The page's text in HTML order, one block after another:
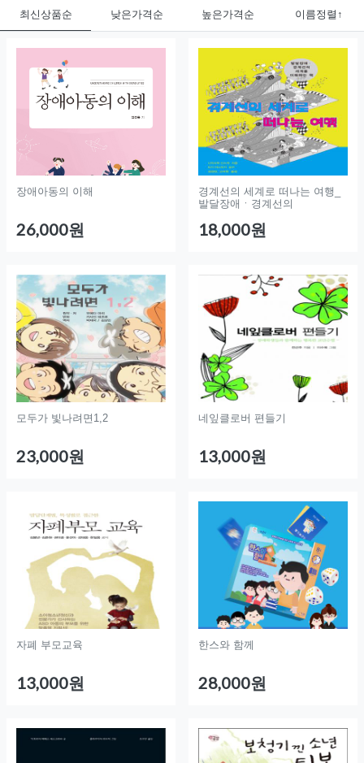
최신상품순 낮은가격순 높은가격순 이름정렬↑
장애아동의 이해
26,000원
경계선의 세계로 떠나는 여행_
발달장애ㆍ경계선의
18,000원
모두가 빛나려면1,2
23,000원
네잎클로버 편들기
13,000원
자폐 부모교육
13,000원
한스와 함께
28,000원